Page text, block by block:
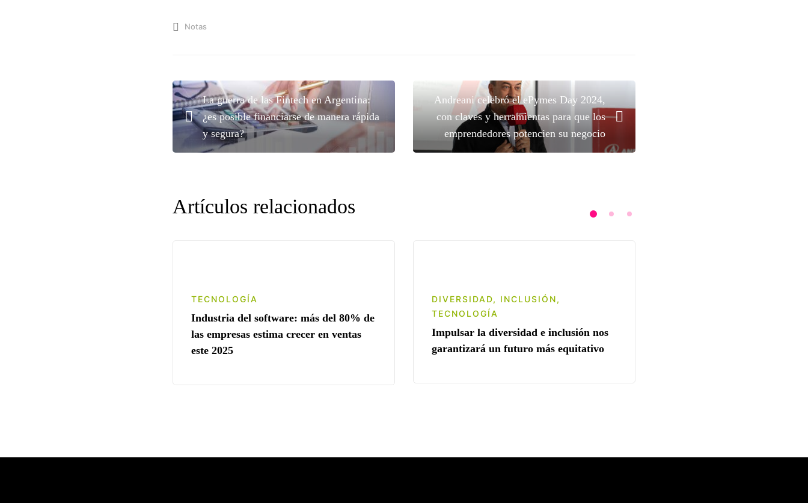
Notas
La guerra de las Fintech en Argentina:
¿es posible financiarse de manera rápida
y segura?
Andreani celebró el ePymes Day 2024,
con claves y herramientas para que los
emprendedores potencien su negocio
Artículos relacionados
TECNOLOGÍA
Industria del software: más del 80% de
las empresas estima crecer en ventas
este 2025
DIVERSIDAD, INCLUSIÓN,
TECNOLOGÍA
Impulsar la diversidad e inclusión nos
garantizará un futuro más equitativo